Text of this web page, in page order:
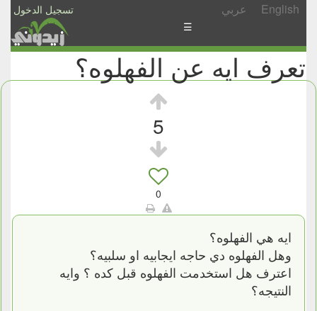
تسجيل الدخول عربي English
الأخبار
الأسئلة
☰
تعرف ايه عن الفهلوه؟
5
0
ايه هي الفهلوه؟
وهل الفهلوه دي حاجه ايجابيه او سلبيه؟
اعترف هل استخدمت الفهلوه قبل كده ؟ وايه
النتيجه؟